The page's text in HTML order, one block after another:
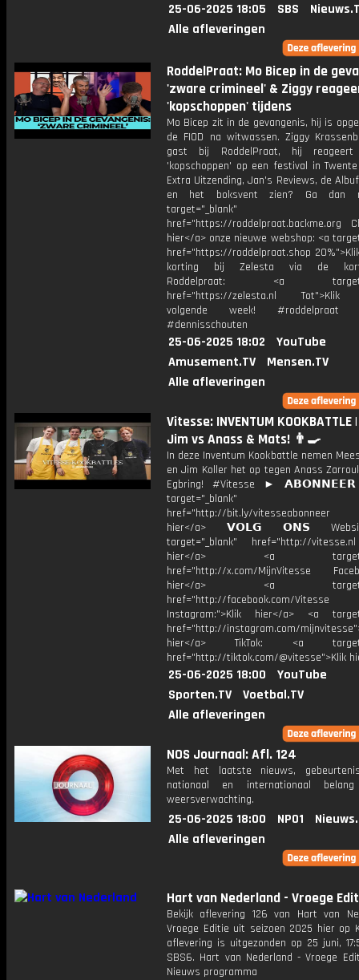
25-06-2025 18:05 SBS
Alle afleveringen
RoddelPraat: Mo Bicep in de
'zware crimineel' & Ziggy
'kopschoppen' tijdens
Mo Bicep zit in de gevangenis, hij is
de FIOD na witwassen. Ziggy
gast bij RoddelPraat, hij
'kopschoppen' op een festival in
Extra Uitzending, Jan's Reviews, de
en het boksvent zien? Ga dan
target="_blank"
href="https://roddelpraat.backme.org
hier</a> onze nieuwe webshop: <a
href="https://roddelpraat.shop
korting bij Zelesta via de
Roddelpraat: <a
href="https://zelesta.nl Tot">Klik
volgende week! #roddelpraat
#dennisschouten
25-06-2025 18:02
YouTube
Amusement.TV
Mensen.TV
Alle afleveringen
Vitesse: INVENTUM KOOKBATTLE
Jim vs Anass & Mats! 👨‍🍳
In deze Inventum Kookbattle nemen
en Jim Koller het op tegen Anass
Egbring! #Vitesse ►
target="_blank"
href="http://bit.ly/
hier</a> 𝗩𝗢𝗟𝗚 𝗢𝗡𝗦
target="_blank" href="http://
hier</a> <a
href="http://x.com/MijnVitesse
hier</a> <a
href="http://facebook.com/Vitesse
Instagram:">Klik hier</a> <a
href="http://instagram.com/
hier</a> TikTok: <a
href="http://tiktok.com/@vitesse">Klik
25-06-2025 18:00
YouTube
Sporten.TV
Voetbal.TV
Alle afleveringen
NOS Journaal: Afl. 124
Met het laatste nieuws,
nationaal en internationaal
weersverwachting.
25-06-2025 18:00 NPO1
Alle afleveringen
Hart van Nederland - Vroege
Bekijk aflevering 126 van Hart van
Vroege Editie uit seizoen 2025 hier op
aflevering is uitgezonden op 25 juni,
SBS6. Hart van Nederland - Vroege
Nieuws programma